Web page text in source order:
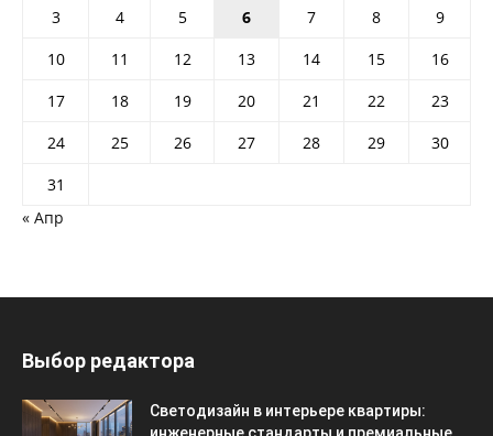
3
4 5 6 7 8
9
10
11 12 13 14 15
16
17
18 19 20 21 22
23
24
25 26 27 28 29
30
31
« Апр
Выбор редактора
Светодизайн в интерьере квартиры: